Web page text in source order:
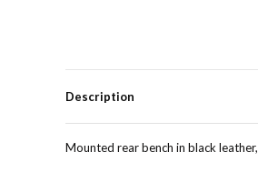
Description
Mounted rear bench in black leather,